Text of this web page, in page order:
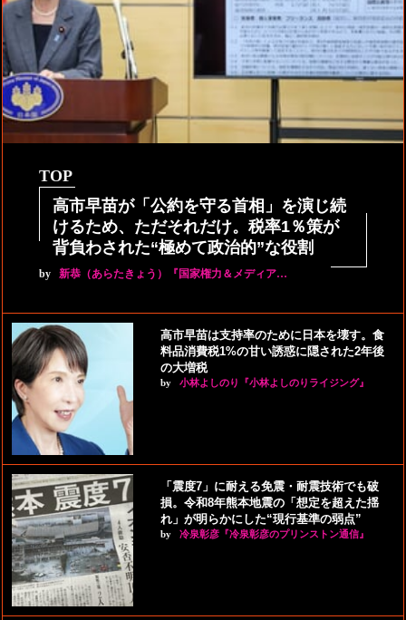
TOP
高市早苗が「公約を守る首相」を演じ続
けるため、ただそれだけ。税率1％策が
背負わされた“極めて政治的”な役割
by 新恭（あらたきょう）『国家権力＆メディア…
高市早苗は支持率のために日本を壊す。食
料品消費税1%の甘い誘惑に隠された2年後
の大増税
by 小林よしのり『小林よしのりライジング』
「震度7」に耐える免震・耐震技術でも破
損。令和8年熊本地震の「想定を超えた揺
れ」が明らかにした“現行基準の弱点”
by 冷泉彰彦『冷泉彰彦のプリンストン通信』